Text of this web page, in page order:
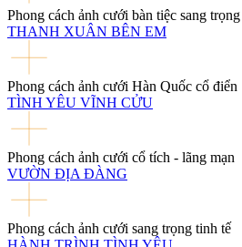
Phong cách ảnh cưới bàn tiệc sang trọng
THANH XUÂN BÊN EM
Phong cách ảnh cưới Hàn Quốc cổ điển
TÌNH YÊU VĨNH CỬU
Phong cách ảnh cưới cổ tích - lãng mạn
VƯỜN ĐỊA ĐÀNG
Phong cách ảnh cưới sang trọng tinh tế